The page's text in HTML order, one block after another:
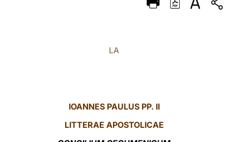
DEUTSCH
LA
IOANNES PAULUS PP. II
LITTERAE APOSTOLICAE